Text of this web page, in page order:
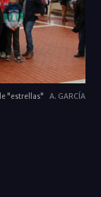
"estrellas" A. GARCÍA